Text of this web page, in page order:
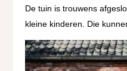
De tuin is trouwens
kleine kinderen. Die